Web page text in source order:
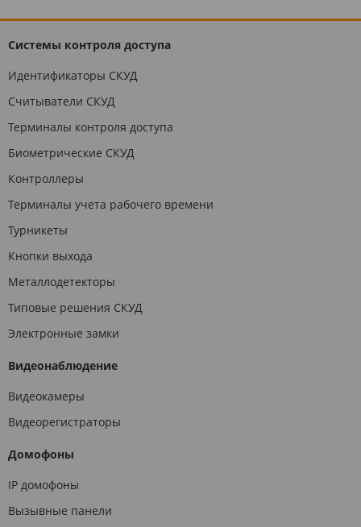
Системы контроля доступа
Идентификаторы СКУД
Считыватели СКУД
Терминалы контроля доступа
Биометрические СКУД
Контроллеры
Терминалы учета рабочего времени
Турникеты
Кнопки выхода
Металлодетекторы
Типовые решения СКУД
Электронные замки
Видеонаблюдение
Видеокамеры
Видеорегистраторы
Домофоны
IP домофоны
Вызывные панели